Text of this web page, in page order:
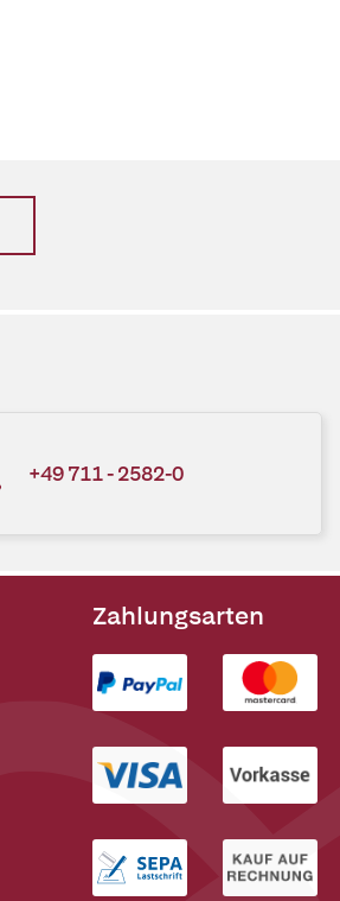
+49 711 - 2582-0
Zahlungsarten